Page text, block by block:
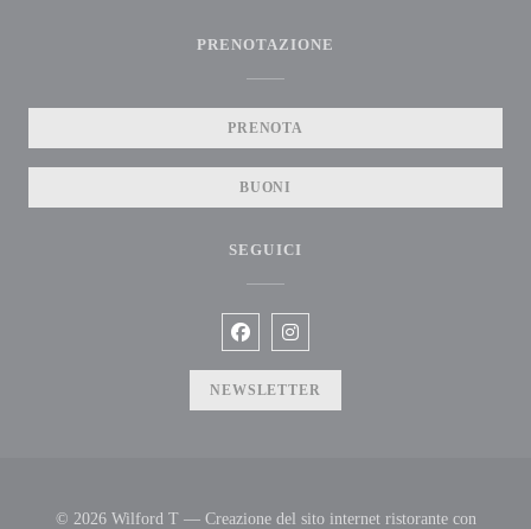
PRENOTAZIONE
PRENOTA
BUONI
SEGUICI
Facebook ((apre una nuova finestra))
Instagram ((apre una nuova
NEWSLETTER
© 2026 Wilford T — Creazione del sito internet ristorante con